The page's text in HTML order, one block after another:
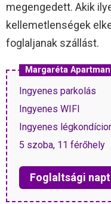
megengedett. Akik
kellemetlenségek
foglaljanak szállást.
Margaréta
Ingyenes parkolás
Ingyenes WIFI
Ingyenes
5 szoba, 11 férőhely
Foglaltsági